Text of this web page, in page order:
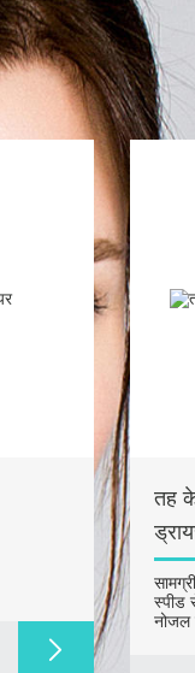
तह
स्पीड
नोजल